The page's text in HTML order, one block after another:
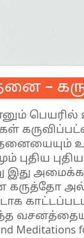
–
பெயரில்
புதிய
இது
கருத்தோ